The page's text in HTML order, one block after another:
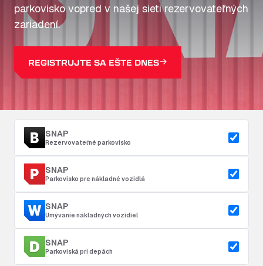
parkovisko vopred v našej sieti rezervovateľných
zariadení.
REGISTRUJTE SA EŠTE DNES
SNAP
Rezervovateľné parkovisko
SNAP
Parkovisko pre nákladné vozidlá
SNAP
Umývanie nákladných vozidiel
SNAP
Parkoviská pri depách